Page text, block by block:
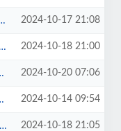
2024-10-17 21:08
2024-10-18 21:00
2024-10-20 07:06
2024-10-14 09:54
2024-10-18 21:05